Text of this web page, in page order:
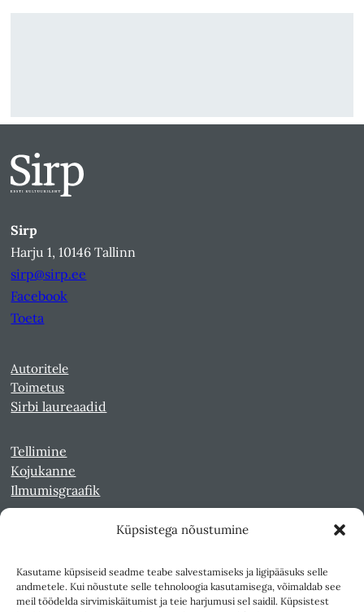
Küpsistega nõustumine
Kasutame küpsiseid seadme teabe salvestamiseks ja ligipääsuks selle
andmetele. Kui nõustute selle tehnoloogia kasutamisega, võimaldab see
meil töödelda sirvimiskäitumist ja teie harjumusi sel saidil. Küpsistest
Sirp
Harju 1, 10146 Tallinn
sirp@sirp.ee
Facebook
Toeta
Autoritele
Toimetus
Sirbi laureaadid
Tellimine
Kojukanne
Ilmumisgraafik
Kultuurileht 1994-1997
Reede 1989-1990